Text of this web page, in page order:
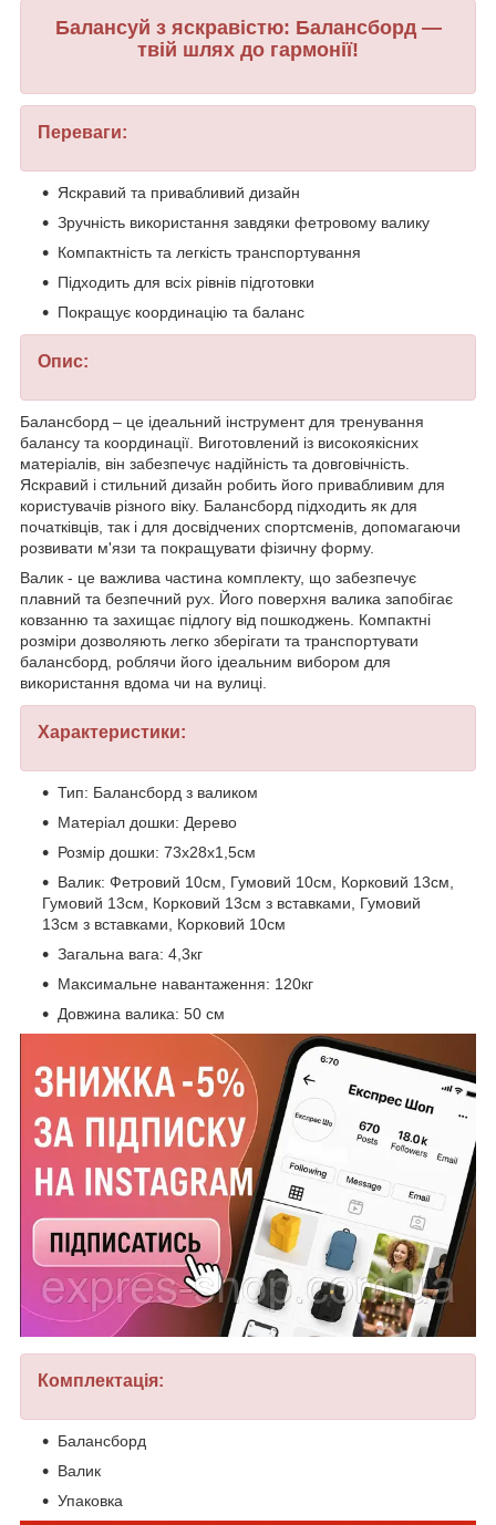
Балансуй з яскравістю: Балансборд —
твій шлях до гармонії!
Переваги:
Яскравий та привабливий дизайн
Зручність використання завдяки фетровому валику
Компактність та легкість транспортування
Підходить для всіх рівнів підготовки
Покращує координацію та баланс
Опис:
Балансборд – це ідеальний інструмент для тренування
балансу та координації. Виготовлений із високоякісних
матеріалів, він забезпечує надійність та довговічність.
Яскравий і стильний дизайн робить його привабливим для
користувачів різного віку. Балансборд підходить як для
початківців, так і для досвідчених спортсменів, допомагаючи
розвивати м'язи та покращувати фізичну форму.
Валик - це важлива частина комплекту, що забезпечує
плавний та безпечний рух. Його поверхня валика запобігає
ковзанню та захищає підлогу від пошкоджень. Компактні
розміри дозволяють легко зберігати та транспортувати
балансборд, роблячи його ідеальним вибором для
використання вдома чи на вулиці.
Характеристики:
Тип: Балансборд з валиком
Матеріал дошки: Дерево
Розмір дошки: 73х28х1,5см
Валик: Фетровий 10см, Гумовий 10см, Корковий 13см,
Гумовий 13см, Корковий 13см з вставками, Гумовий
13см з вставками, Корковий 10см
Загальна вага: 4,3кг
Максимальне навантаження: 120кг
Довжина валика: 50 см
Комплектація:
Балансборд
Валик
Упаковка